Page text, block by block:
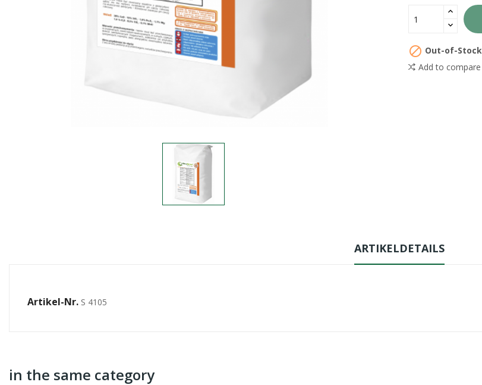
 Out-of-Stock
Add to compare
ARTIKELDETAILS
Artikel-Nr. S 4105
in the same category